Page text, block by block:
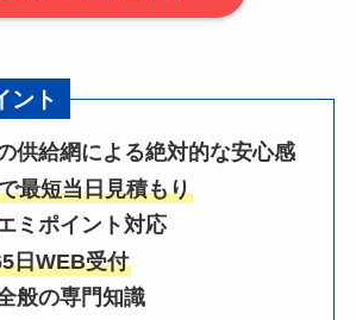
ント
供給網による絶対的な安心感
最短当日見積もり
ミポイント対応
日WEB受付
般の専門知識